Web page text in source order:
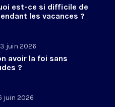
est-ce si difficile de
les vacances ?
juin 2026
avoir la foi sans
?
juin 2026